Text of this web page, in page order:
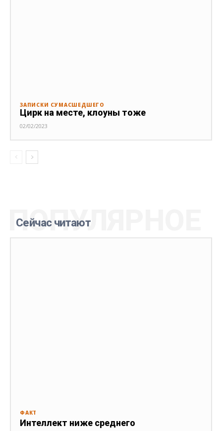
ЗАПИСКИ СУМАСШЕДШЕГО
Цирк на месте, клоуны тоже
02/02/2023
Сейчас читают
ПОПУЛЯРНОЕ
ФАКТ
Интеллект ниже среднего